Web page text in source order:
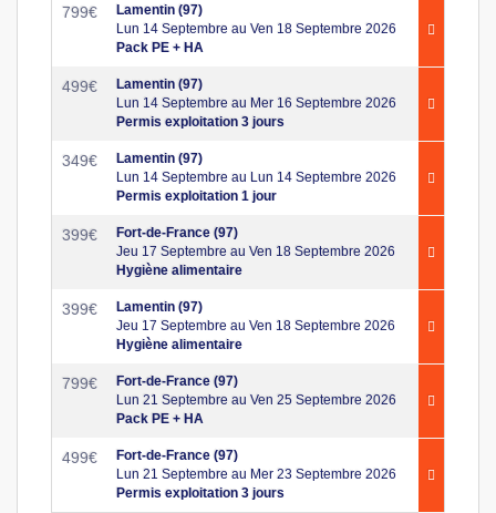
799€
Lamentin (97)
Lun 14 Septembre au Ven 18 Septembre 2026
Pack PE + HA
499€
Lamentin (97)
Lun 14 Septembre au Mer 16 Septembre 2026
Permis exploitation 3 jours
349€
Lamentin (97)
Lun 14 Septembre au Lun 14 Septembre 2026
Permis exploitation 1 jour
399€
Fort-de-France (97)
Jeu 17 Septembre au Ven 18 Septembre 2026
Hygiène alimentaire
399€
Lamentin (97)
Jeu 17 Septembre au Ven 18 Septembre 2026
Hygiène alimentaire
799€
Fort-de-France (97)
Lun 21 Septembre au Ven 25 Septembre 2026
Pack PE + HA
499€
Fort-de-France (97)
Lun 21 Septembre au Mer 23 Septembre 2026
Permis exploitation 3 jours